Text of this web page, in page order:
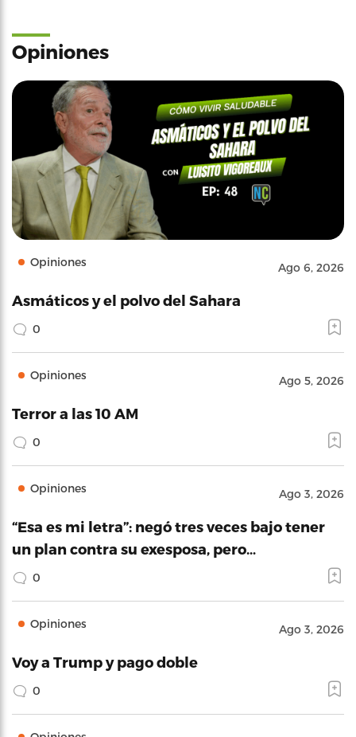
Opiniones
Opiniones Ago 6, 2026
Asmáticos y el polvo del Sahara
0
Opiniones Ago 5, 2026
Terror a las 10 AM
0
Opiniones Ago 3, 2026
“Esa es mi letra”: negó tres veces bajo tener
un plan contra su exesposa, pero…
0
Opiniones Ago 3, 2026
Voy a Trump y pago doble
0